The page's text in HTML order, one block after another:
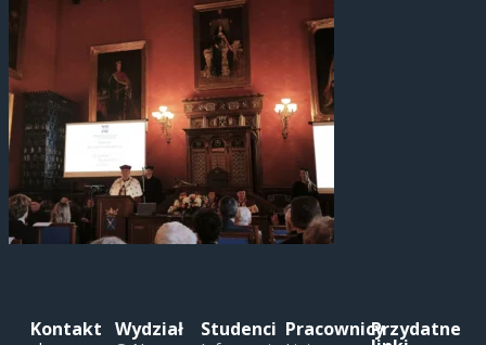
Kontakt Wydział Studenci PracownicyPrzydatne